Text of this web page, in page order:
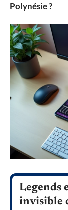
Polynésie ?
Legends
invisible